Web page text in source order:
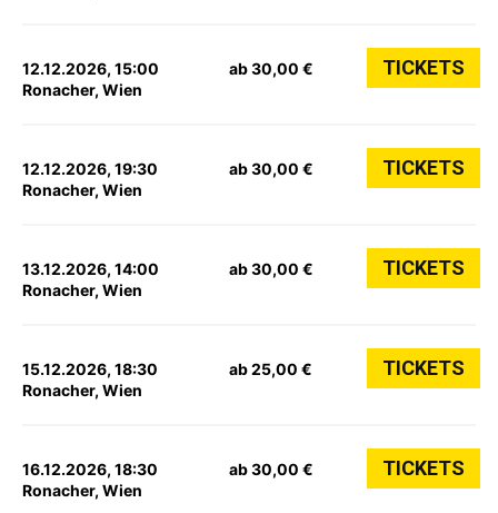
12.12.2026, 15:00
Ronacher, Wien
ab 30,00 € TICKETS
12.12.2026, 19:30
Ronacher, Wien
ab 30,00 € TICKETS
13.12.2026, 14:00
Ronacher, Wien
ab 30,00 € TICKETS
15.12.2026, 18:30
Ronacher, Wien
ab 25,00 € TICKETS
16.12.2026, 18:30
Ronacher, Wien
ab 30,00 € TICKETS